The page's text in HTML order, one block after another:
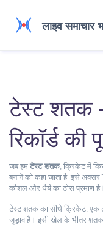
टेस्ट शतक
रिकॉर्ड की
जब हमटेस्ट शतक, क्रिकेट में
बनाने को कहा जाता है. इसे अक्सर
कौशल और धैर्य का ठोस प्रमाण है।
टेस्ट शतक का सीधेक्रिकेट, एक
जुड़ाव है। इसी खेल के भीतरशतक